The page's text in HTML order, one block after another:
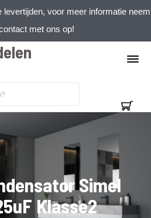
voor meer informatie neem
met ons op!
Simel
Klasse2